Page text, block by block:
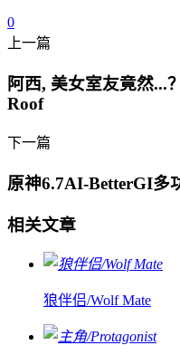
0
上一篇
阿西, 美女室友竟然...
Roof
下一篇
原神6.7AI-BetterGI多
相关文章
狼伴侣/Wolf Mate